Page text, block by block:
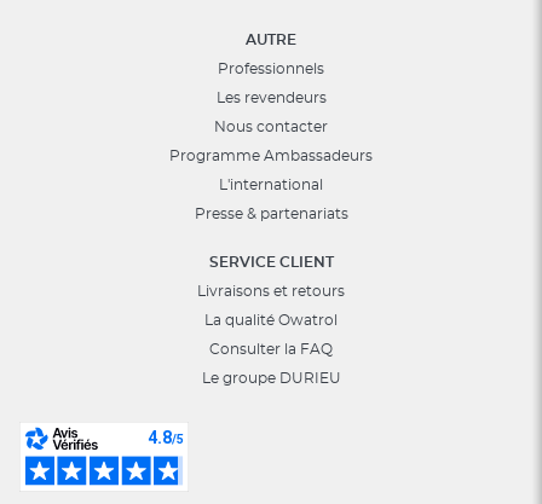
AUTRE
Professionnels
Les revendeurs
Nous contacter
Programme Ambassadeurs
L'international
Presse & partenariats
SERVICE CLIENT
Livraisons et retours
La qualité Owatrol
Consulter la FAQ
Le groupe DURIEU